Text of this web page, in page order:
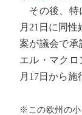
その後、特
月21日に同
案が議会で承
エル・マク
月17日から施
※この欧州の小